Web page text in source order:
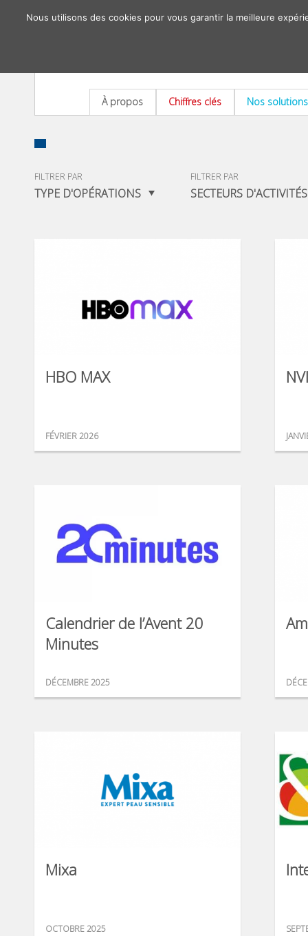
À propos Chiffres clés Nos solutions
FILTRER PAR
TYPE D'OPÉRATIONS
FILTRER PAR
SECTEURS D'ACTIVITÉS
HBO MAX
FÉVRIER 2026
Calendrier de l’Avent 20
Minutes
DÉCEMBRE 2025
Mixa
OCTOBRE 2025
Nous utilisons des cookies pour vous garantir la meilleure